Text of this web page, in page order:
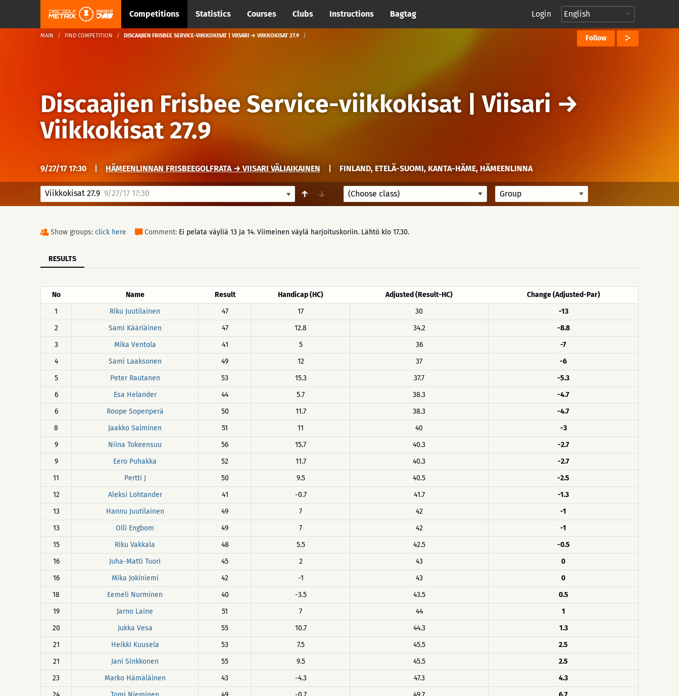
Competitions Statistics Courses Clubs Instructions Bagtag Login
MAIN FIND COMPETITION DISCAAJIEN FRISBEE SERVICE-VIIKKOKISAT | VIISARI → VIIKKOKISAT 27.9 Follow
Discaajien Frisbee Service-viikkokisat | Viisari →
Viikkokisat 27.9
9/27/17 17:30 HÄMEENLINNAN FRISBEEGOLFRATA → VIISARI VÄLIAIKAINEN FINLAND, ETELÄ-SUOMI, KANTA-HÄME, HÄMEENLINNA
Viikkokisat 27.9 9/27/17 17:30 ↑ ↓
Show groups: click here Comment: Ei pelata väyliä 13 ja 14. Viimeinen väylä harjoituskoriin. Lähtö klo 17.30.
RESULTS
No Name Result Handicap (HC) Adjusted (Result-HC)
Change (Adjusted-Par)
1
Riku Juutilainen 47 17 30
-13
2
Sami Kääriäinen 47 12.8 34.2
-8.8
3
Mika Ventola 41 5 36
-7
4
Sami Laaksonen 49 12 37
-6
5
Peter Rautanen 53 15.3 37.7
-5.3
6
Esa Helander 44 5.7 38.3
-4.7
6
Roope Sopenperä 50 11.7 38.3
-4.7
8
Jaakko Salminen 51 11 40
-3
9
Niina Tokeensuu 56 15.7 40.3
-2.7
9
Eero Puhakka 52 11.7 40.3
-2.7
11
Pertti J 50 9.5 40.5
-2.5
12
Aleksi Lohtander 41 -0.7 41.7
-1.3
13
Hannu Juutilainen 49 7 42
-1
13
Olli Engbom 49 7 42
-1
15
Riku Vakkala 48 5.5 42.5
-0.5
16
Juha-Matti Tuori 45 2 43
0
16
Mika Jokiniemi 42 -1 43
0
18
Eemeli Nurminen 40 -3.5 43.5
0.5
19
Jarno Laine 51 7 44
1
20
Jukka Vesa 55 10.7 44.3
1.3
21
Heikki Kuusela 53 7.5 45.5
2.5
21
Jani Sinkkonen 55 9.5 45.5
2.5
23
Marko Hämäläinen 43 -4.3 47.3
4.3